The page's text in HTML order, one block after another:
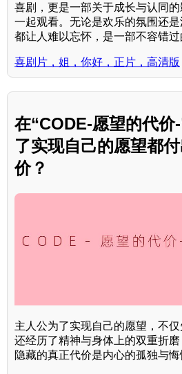
喜剧，更是一部关于成长与认同
一起观看。无论是欢乐的氛围还
都让人难以忘怀，是一部不容错过
喜剧片，姐，你好，正片，高清版
在“CODE-愿望的代价
了实现自己的愿望都
价？
主人公为了实现自己的愿望，不仅
还经历了精神与身体上的双重折
隐藏的真正代价是内心的孤独与悔